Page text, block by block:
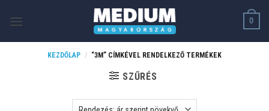
0
KEZDŐLAP / “3M” CÍMKÉVEL RENDELKEZŐ TERMÉKEK
SZŰRÉS